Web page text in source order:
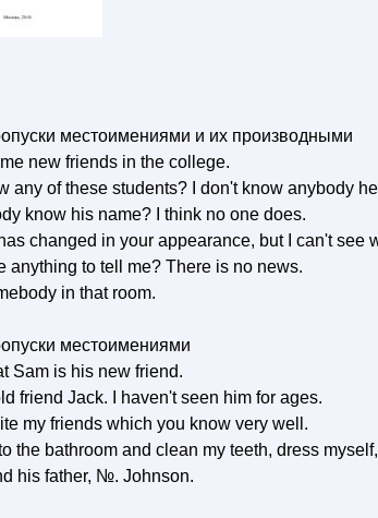
местоимениями и их производными
new friends in the college.
any of these students? I don't know anybody
know his name? I think no one does.
changed in your appearance, but I can't see
anything to tell me? There is no news.
in that room.
местоимениями
Sam is his new friend.
friend Jack. I haven't seen him for ages.
my friends which you know very well.
the bathroom and clean my teeth, dress
his father, №. Johnson.